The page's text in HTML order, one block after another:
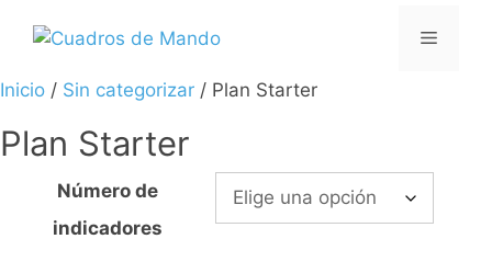
Menú
Inicio / Sin categorizar / Plan Starter
Plan Starter
Número de
indicadores